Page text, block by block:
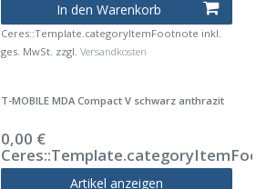
In den Warenkorb
Ceres::Template.categoryItemFootnote inkl.
ges. MwSt. zzgl.Versandkosten
T-MOBILE MDA Compact V schwarz anthrazit
0,00 €
Artikel anzeigen